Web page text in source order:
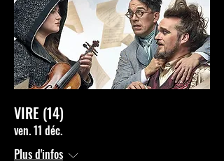
VIRE (14)
ven. 11 déc.
Plus d'infos